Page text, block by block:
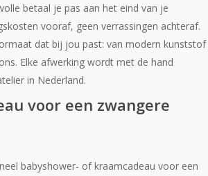
betaal je pas aan het eind van je
vooraf, geen verrassingen achteraf.
dat bij jou past: van modern kunststof
Elke afwerking wordt met de hand
in Nederland.
voor een zwangere
babyshower- of kraamcadeau voor een